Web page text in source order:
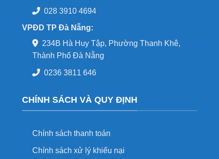
028 3910 4694
VPĐD TP Đà Nẵng:
234B Hà Huy Tập, Phường Thanh Khê,
Thành Phố Đà Nẵng
0236 3811 646
CHÍNH SÁCH VÀ QUY ĐỊNH
Chính sách thanh toán
Chính sách xử lý khiếu nại